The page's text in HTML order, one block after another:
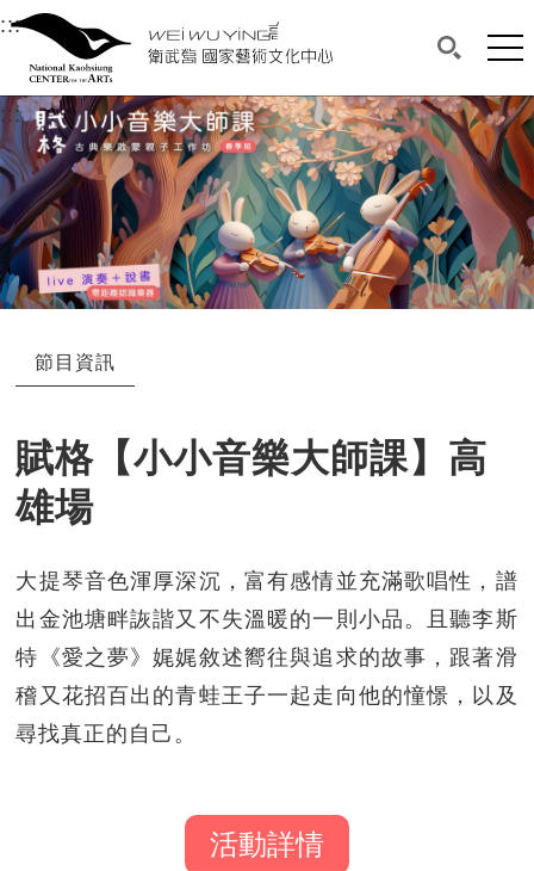
衛武營國家藝術文化中心
中央內容區塊，為本頁主要內容區。
:::選單連結區塊，此區塊列有本網站主要連結。
衛武營國家藝術文化中心
搜尋(開
網
:::中央內容區塊，為本頁主要內容區。
節目資訊
賦格【小小音樂大師課】高
雄場
大提琴音色渾厚深沉，富有感情並充滿歌唱性，譜
出金池塘畔詼諧又不失溫暖的一則小品。且聽李斯
特《愛之夢》娓娓敘述嚮往與追求的故事，跟著滑
稽又花招百出的青蛙王子一起走向他的憧憬，以及
尋找真正的自己。
活動詳情